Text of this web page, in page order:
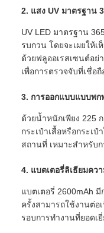
2. แสง UV มาตรฐาน
UV LED มาตรฐาน
รบกวน โดยจะเผยให้
ด้วยฟลูออเรสเซนต์อย่
เพื่อการตรวจจับที่เชื่อ
3. การออกแบบแบบพก
ด้วยน้ำหนักเพียง 225
กระเป๋าเสื้อหรือกระเ
สถานที่ เหมาะสำหรับ
4. แบตเตอรี่ลิเธียมค
แบตเตอรี่ 2600mAh
ครั้งสามารถใช้งานต่อ
รอบการทำงานที่ยอดเ